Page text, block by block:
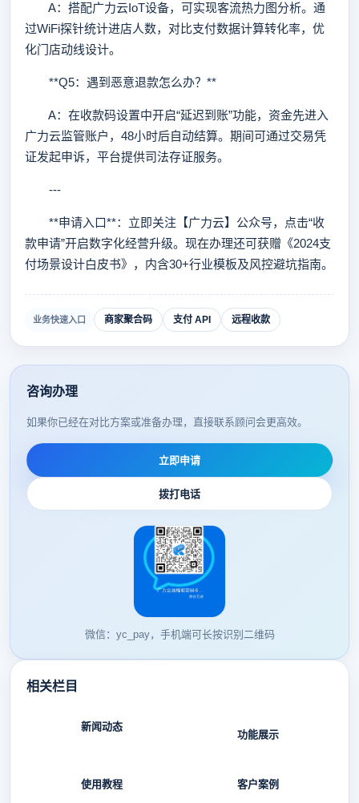
A：搭配广力云IoT设备，可实现客流热力图分析。通
过WiFi探针统计进店人数，对比支付数据计算转化率，优
化门店动线设计。
**Q5：遇到恶意退款怎么办？**
A：在收款码设置中开启“延迟到账”功能，资金先进入
广力云监管账户，48小时后自动结算。期间可通过交易凭
证发起申诉，平台提供司法存证服务。
---
**申请入口**：立即关注【广力云】公众号，点击“收
款申请”开启数字化经营升级。现在办理还可获赠《2024支
付场景设计白皮书》，内含30+行业模板及风控避坑指南。
业务快速入口 商家聚合码 支付 API 远程收款
咨询办理
如果你已经在对比方案或准备办理，直接联系顾问会更高效。
立即申请
拨打电话
微信：yc_pay，手机端可长按识别二维码
相关栏目
新闻动态
功能展示
使用教程 客户案例